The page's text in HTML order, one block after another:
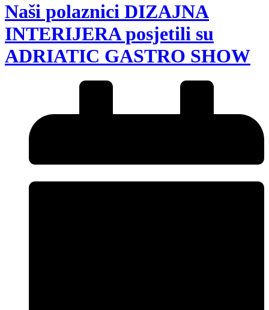
Naši polaznici DIZAJNA
INTERIJERA posjetili su
ADRIATIC GASTRO SHOW